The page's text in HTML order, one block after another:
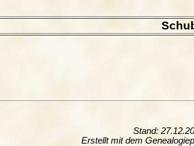
Stand:
Erstellt mit dem